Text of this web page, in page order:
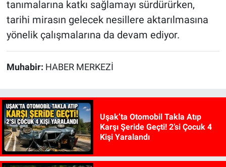
tanımalarına katkı sağlamayı sürdürürken,
tarihi mirasın gelecek nesillere aktarılmasına
yönelik çalışmalarına da devam ediyor.
Muhabir: HABER MERKEZİ
Uşak’ta Otomobil Takla Atıp
Karşı Şeride Geçti! 2’si Çocuk 4
Kişi Yaralandı